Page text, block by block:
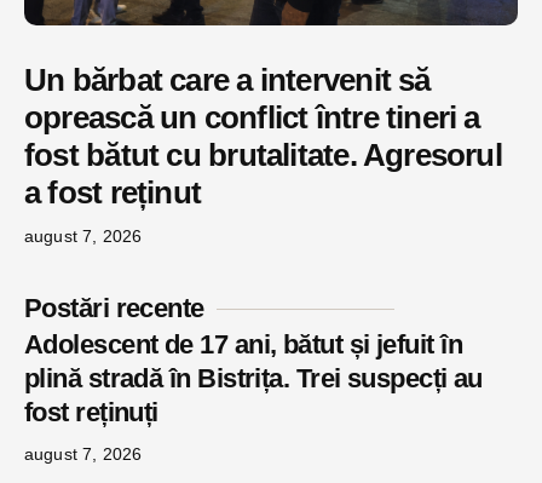
Un bărbat care a intervenit să
oprească un conflict între tineri a
fost bătut cu brutalitate. Agresorul
a fost reținut
august 7, 2026
Postări recente
Adolescent de 17 ani, bătut și jefuit în
plină stradă în Bistrița. Trei suspecți au
fost reținuți
august 7, 2026